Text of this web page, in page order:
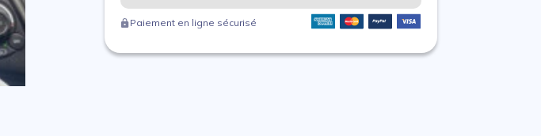
Paiement en ligne sécurisé